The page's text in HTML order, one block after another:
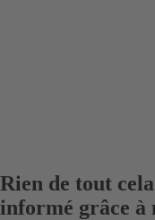
Rien de tout
informé grâce à